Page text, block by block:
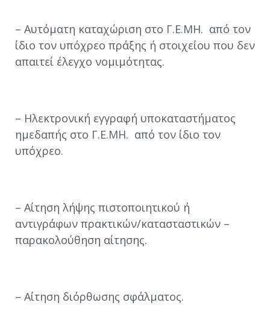
– Αυτόματη καταχώριση στο Γ.Ε.ΜΗ. από τον
ίδιο τον υπόχρεο πράξης ή στοιχείου που δεν
απαιτεί έλεγχο νομιμότητας.
– Ηλεκτρονική εγγραφή υποκαταστήματος
ημεδαπής στο Γ.Ε.ΜΗ. από τον ίδιο τον
υπόχρεο.
– Αίτηση λήψης πιστοποιητικού ή
αντιγράφων πρακτικών/κατασταστικών –
παρακολούθηση αίτησης.
– Αίτηση διόρθωσης σφάλματος.